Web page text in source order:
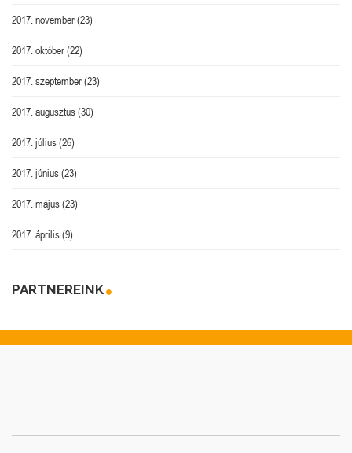
2017. november(23)
2017. október(22)
2017. szeptember(23)
2017. augusztus(30)
2017. július(26)
2017. június(23)
2017. május(23)
2017. április(9)
PARTNEREINK